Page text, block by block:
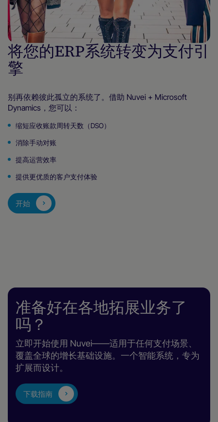
将您的ERP系统转变为支付引
擎
别再依赖彼此孤立的系统了。借助 Nuvei + Microsoft
Dynamics，您可以：
缩短应收账款周转天数（DSO）
消除手动对账
提高运营效率
提供更优质的客户支付体验
开始
准备好在各地拓展业务了
吗？
立即开始使用 Nuvei——适用于任何支付场景、
覆盖全球的增长基础设施。一个智能系统，专为
扩展而设计。
下载指南